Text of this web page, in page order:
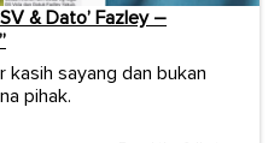
& Dato’ Fazley –
kasih sayang dan bukan
pihak.